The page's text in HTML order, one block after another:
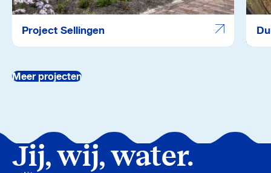
Project Sellingen
Meer projecten
Jij, wij, water.